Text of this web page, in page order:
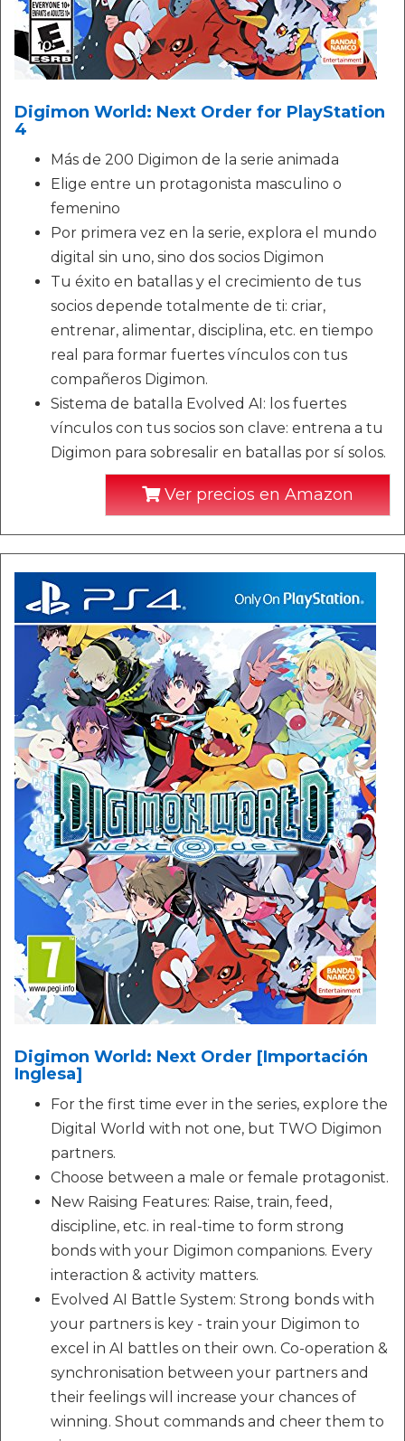
Digimon World: Next Order for PlayStation
4
Más de 200 Digimon de la serie animada
Elige entre un protagonista masculino o
femenino
Por primera vez en la serie, explora el mundo
digital sin uno, sino dos socios Digimon
Tu éxito en batallas y el crecimiento de tus
socios depende totalmente de ti: criar,
entrenar, alimentar, disciplina, etc. en tiempo
real para formar fuertes vínculos con tus
compañeros Digimon.
Sistema de batalla Evolved AI: los fuertes
vínculos con tus socios son clave: entrena a tu
Digimon para sobresalir en batallas por sí solos.
Ver precios en Amazon
Digimon World: Next Order [Importación
Inglesa]
For the first time ever in the series, explore the
Digital World with not one, but TWO Digimon
partners.
Choose between a male or female protagonist.
New Raising Features: Raise, train, feed,
discipline, etc. in real-time to form strong
bonds with your Digimon companions. Every
interaction & activity matters.
Evolved AI Battle System: Strong bonds with
your partners is key - train your Digimon to
excel in AI battles on their own. Co-operation &
synchronisation between your partners and
their feelings will increase your chances of
winning. Shout commands and cheer them to